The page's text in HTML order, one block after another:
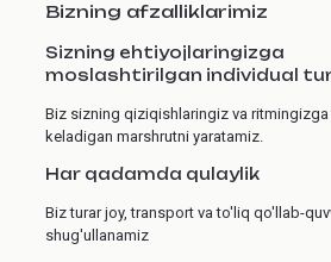
Bizning afzalliklarimiz
Sizning ehtiyojlaringizga
moslashtirilgan individual
Biz sizning qiziqishlaringiz va
keladigan marshrutni yaratamiz.
Har qadamda qulaylik
Biz turar joy, transport va to'liq qo'llab-
shug'ullanamiz